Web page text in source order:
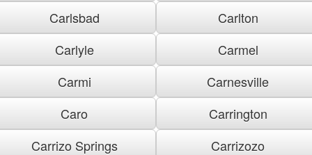
Carlsbad
Carlton
Carlyle
Carmel
Carmi
Carnesville
Caro
Carrington
Carrizo Springs
Carrizozo